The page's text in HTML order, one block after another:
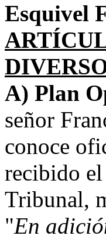
Esquivel
A) Plan
señor
conoce
recibido el
Tribunal,
"En